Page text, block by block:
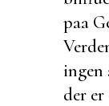
paa
ingen
der